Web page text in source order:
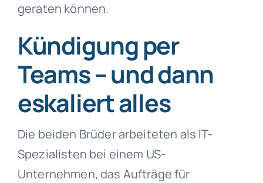
geraten können.
Kündigung per
Teams – und dann
eskaliert alles
Die beiden Brüder arbeiteten als IT-
Spezialisten bei einem US-
Unternehmen, das Aufträge für